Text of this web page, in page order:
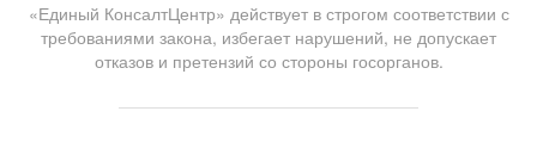
«Единый КонсалтЦентр» действует в строгом соответствии с
требованиями закона, избегает нарушений, не допускает
отказов и претензий со стороны госорганов.